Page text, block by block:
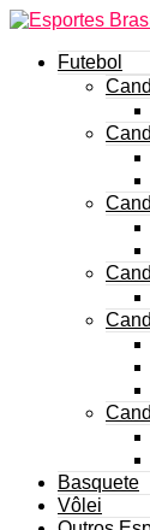
Futebol
Basquete
Vôlei